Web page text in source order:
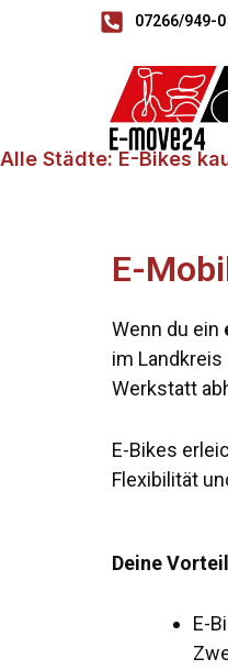
07266/949-0
Alle Städte: E-Bikes
E-
Wenn du ein
im Landkreis
Werkstatt
E-Bikes
Flexibilität
Deine
E-